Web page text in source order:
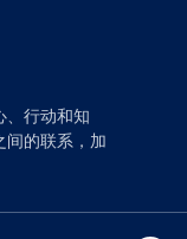
、行动和知
间的联系，加